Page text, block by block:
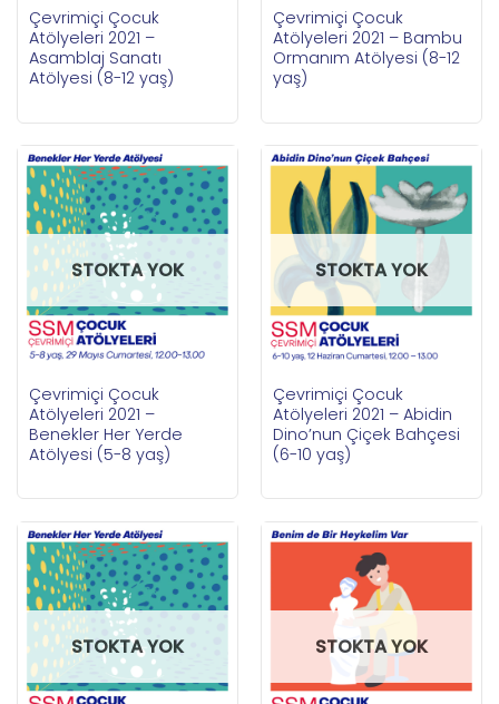
Çevrimiçi Çocuk
Atölyeleri 2021 –
Asamblaj Sanatı
Atölyesi (8-12 yaş)
Çevrimiçi Çocuk
Atölyeleri 2021 – Bambu
Ormanım Atölyesi (8-12
yaş)
STOKTA YOK
Çevrimiçi Çocuk
Atölyeleri 2021 –
Benekler Her Yerde
Atölyesi (5-8 yaş)
STOKTA YOK
Çevrimiçi Çocuk
Atölyeleri 2021 – Abidin
Dino’nun Çiçek Bahçesi
(6-10 yaş)
STOKTA YOK STOKTA YOK